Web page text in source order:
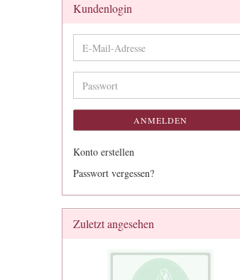
Kundenlogin
E-
Mail-
Adresse
Passwort
ANMELDEN
Konto erstellen
Passwort vergessen?
Zuletzt angesehen